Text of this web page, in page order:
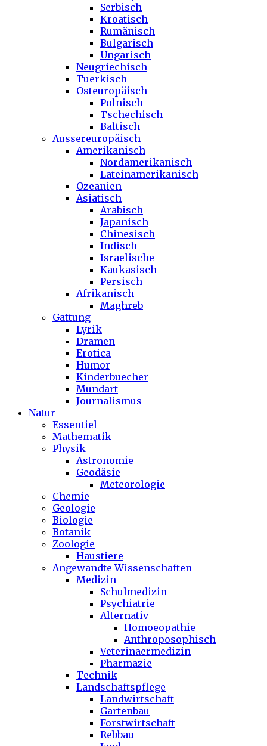
Serbisch
Kroatisch
Rumänisch
Bulgarisch
Ungarisch
Neugriechisch
Tuerkisch
Osteuropäisch
Polnisch
Tschechisch
Baltisch
Aussereuropäisch
Amerikanisch
Nordamerikanisch
Lateinamerikanisch
Ozeanien
Asiatisch
Arabisch
Japanisch
Chinesisch
Indisch
Israelische
Kaukasisch
Persisch
Afrikanisch
Maghreb
Gattung
Lyrik
Dramen
Erotica
Humor
Kinderbuecher
Mundart
Journalismus
Natur
Essentiel
Mathematik
Physik
Astronomie
Geodäsie
Meteorologie
Chemie
Geologie
Biologie
Botanik
Zoologie
Haustiere
Angewandte Wissenschaften
Medizin
Schulmedizin
Psychiatrie
Alternativ
Homoeopathie
Anthroposophisch
Veterinaermedizin
Pharmazie
Technik
Landschaftspflege
Landwirtschaft
Gartenbau
Forstwirtschaft
Rebbau